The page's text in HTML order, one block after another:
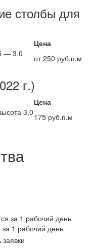
столбы для
Цена
— 3.0
от 250 руб.п.м
г.)
Цена
3,0175 руб.п.м
1 рабочий день